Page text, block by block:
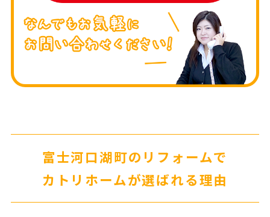
富士河口湖町のリフォームで
カトリホームが選ばれる理由